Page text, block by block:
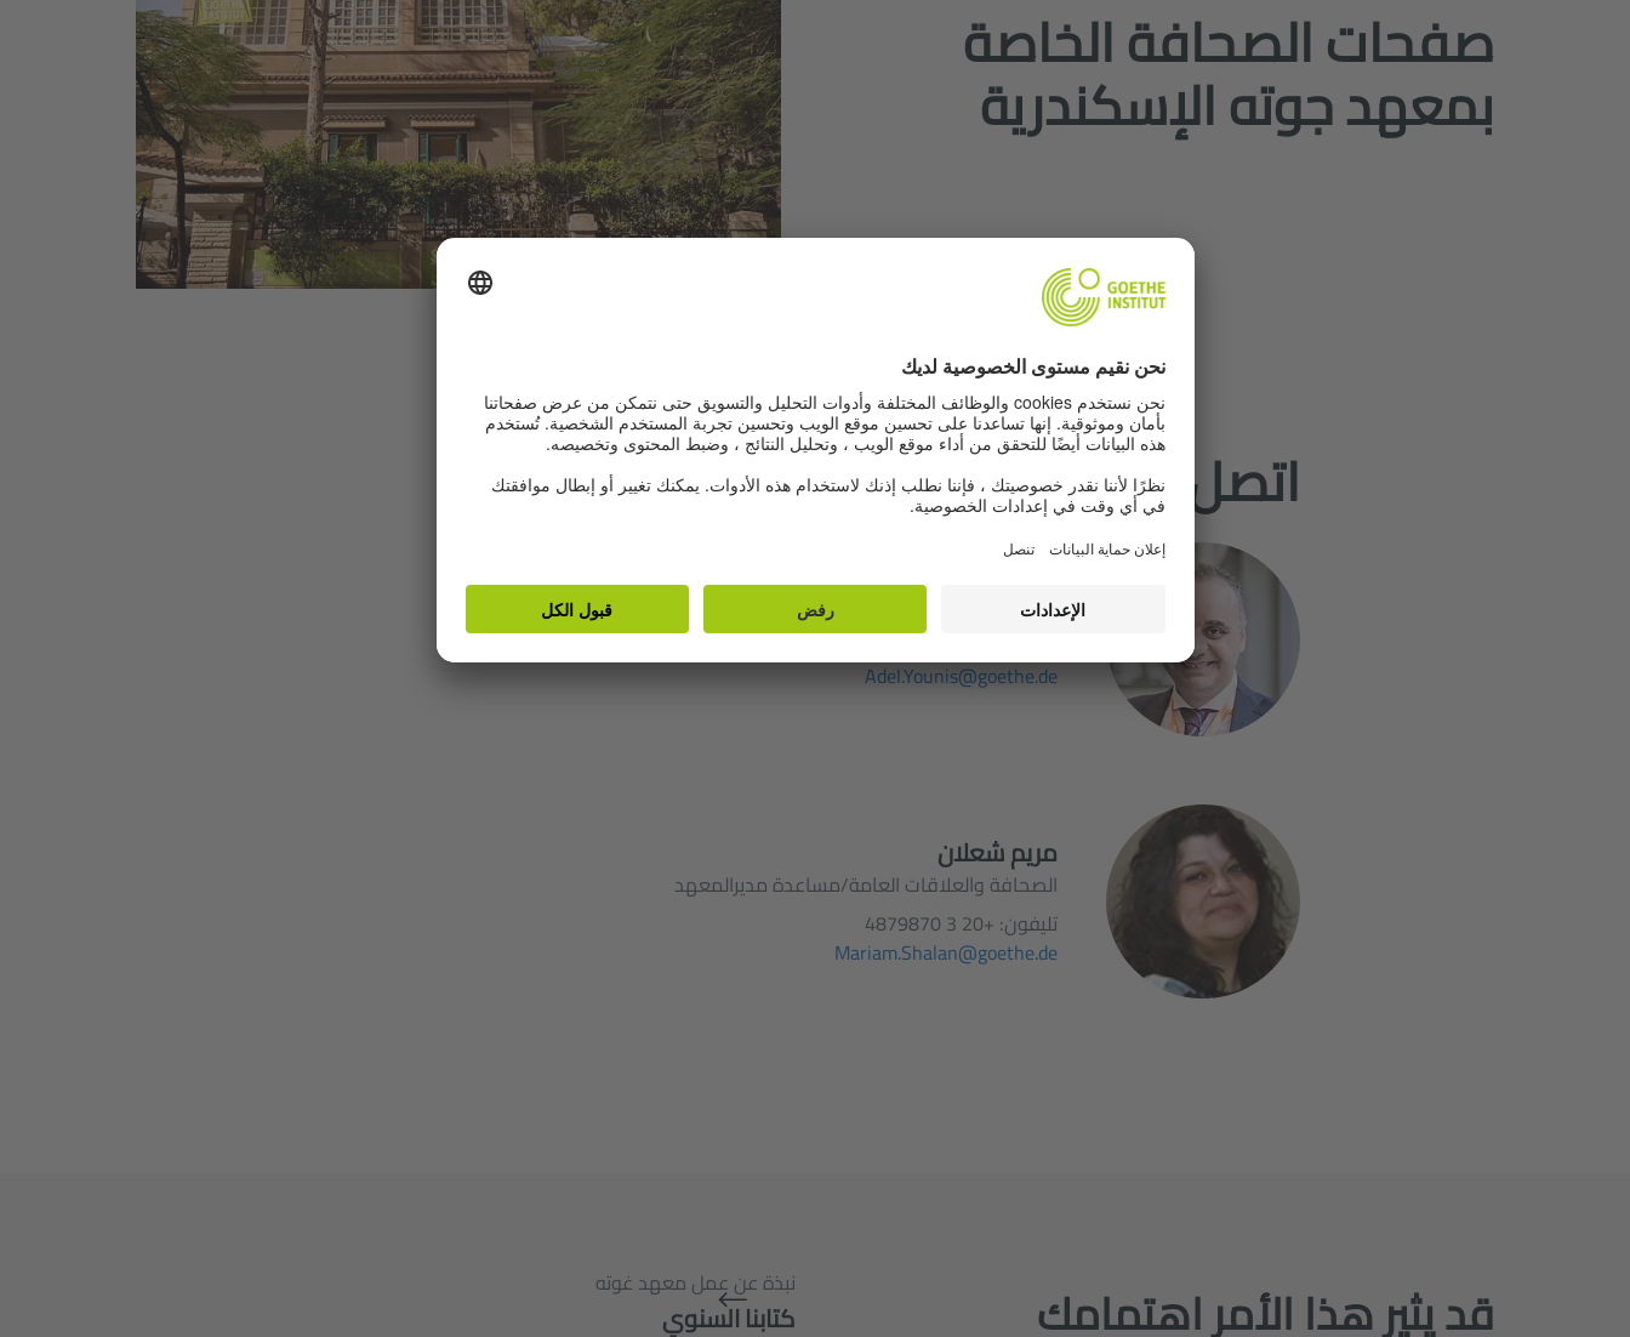
صفحات الصحافة الخاصة
بمعهد جوته الإسكندرية
اتصل بنا
عادل يونس
مسؤول الإعـــلام والعلاقات العامة
Adel.Younis@goethe.de
مريم شعلان
الصحافة والعلاقات العامة/مساعدة مديرالمعهد
تليفون: +20 3 4879870
Mariam.Shalan@goethe.de
قد يثير هذا الأمر اهتمامك نبذة عن عمل معهد غوته
كتابنا السنوي